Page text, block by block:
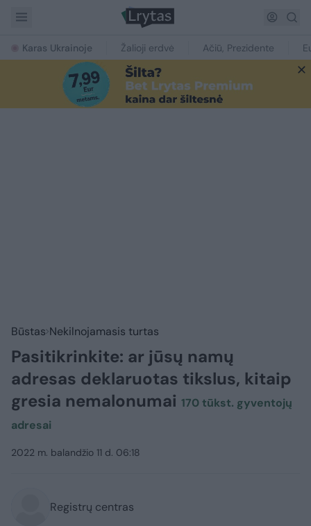
Karas Ukrainoje Žalioji erdvė Ačiū, Prezidente
Būstas Nekilnojamasis turtas
Pasitikrinkite: ar jūsų namų
adresas deklaruotas tikslus, kitaip
gresia nemalonumai 170 tūkst. gyventojų
adresai
2022 m. balandžio 11 d. 06:18
Registrų centras